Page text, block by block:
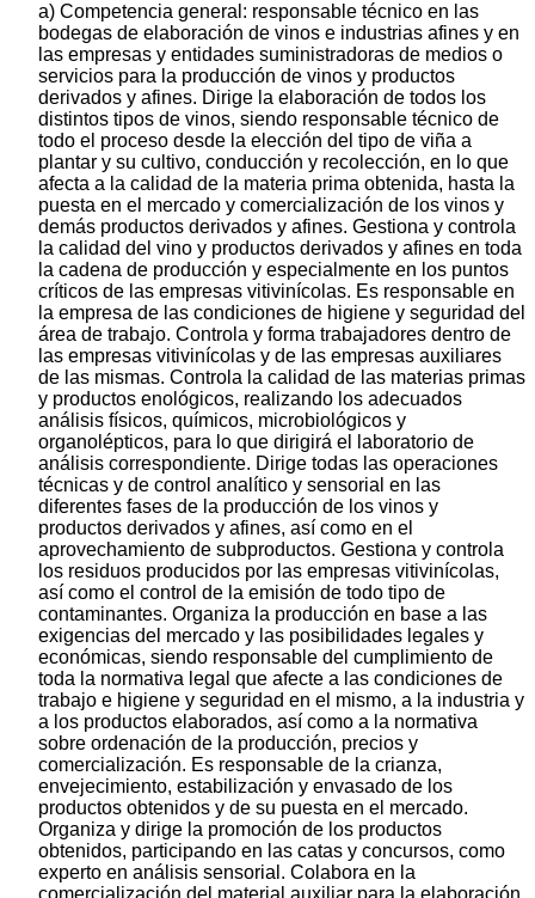
a) Competencia general: responsable técnico en las
bodegas de elaboración de vinos e industrias afines y en
las empresas y entidades suministradoras de medios o
servicios para la producción de vinos y productos
derivados y afines. Dirige la elaboración de todos los
distintos tipos de vinos, siendo responsable técnico de
todo el proceso desde la elección del tipo de viña a
plantar y su cultivo, conducción y recolección, en lo que
afecta a la calidad de la materia prima obtenida, hasta la
puesta en el mercado y comercialización de los vinos y
demás productos derivados y afines. Gestiona y controla
la calidad del vino y productos derivados y afines en toda
la cadena de producción y especialmente en los puntos
críticos de las empresas vitivinícolas. Es responsable en
la empresa de las condiciones de higiene y seguridad del
área de trabajo. Controla y forma trabajadores dentro de
las empresas vitivinícolas y de las empresas auxiliares
de las mismas. Controla la calidad de las materias primas
y productos enológicos, realizando los adecuados
análisis físicos, químicos, microbiológicos y
organolépticos, para lo que dirigirá el laboratorio de
análisis correspondiente. Dirige todas las operaciones
técnicas y de control analítico y sensorial en las
diferentes fases de la producción de los vinos y
productos derivados y afines, así como en el
aprovechamiento de subproductos. Gestiona y controla
los residuos producidos por las empresas vitivinícolas,
así como el control de la emisión de todo tipo de
contaminantes. Organiza la producción en base a las
exigencias del mercado y las posibilidades legales y
económicas, siendo responsable del cumplimiento de
toda la normativa legal que afecte a las condiciones de
trabajo e higiene y seguridad en el mismo, a la industria y
a los productos elaborados, así como a la normativa
sobre ordenación de la producción, precios y
comercialización. Es responsable de la crianza,
envejecimiento, estabilización y envasado de los
productos obtenidos y de su puesta en el mercado.
Organiza y dirige la promoción de los productos
obtenidos, participando en las catas y concursos, como
experto en análisis sensorial. Colabora en la